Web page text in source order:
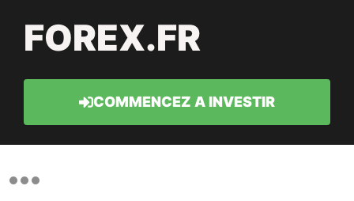
FOREX.FR
COMMENCEZ A INVESTIR